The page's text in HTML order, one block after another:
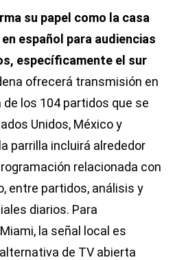
su papel como la casa
español para audiencias
específicamente el sur
ofrecerá transmisión en
de los 104 partidos que se
Unidos, México y
parrilla incluirá alrededor
relacionada con
entre partidos, análisis y
diarios. Para
la señal local es
de TV abierta